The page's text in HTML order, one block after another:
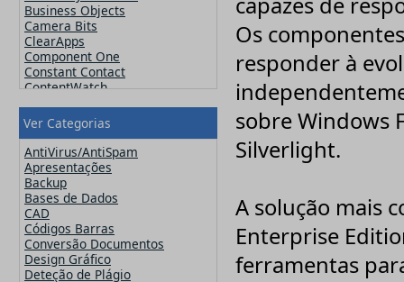
Business Objects
Camera Bits
ClearApps
Component One
Constant Contact
ContentWatch
Crucial
CutePDF
CuteSoft
CZ Solution
DameWare
Datawatch
Devart
DevExpress
ElcomSoft
ESET
Exclaimer
Ver Categorias
AntiVirus/AntiSpam
Apresentações
Backup
Bases de Dados
CAD
Códigos Barras
Conversão Documentos
Design Gráfico
Deteção de Plágio
Os
responder à
sobre Windows
Silverlight.
A solução mais
Enterprise
ferramentas